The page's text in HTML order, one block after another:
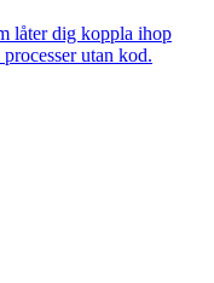
låter dig koppla ihop
utan kod.